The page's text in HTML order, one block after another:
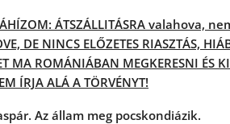
ÁTSZÁLLITÁSRA valahova,
DE NINCS ELŐZETES RIASZTÁS,
MA ROMÁNIÁBAN MEGKERESNI ÉS
ÍRJA ALÁ A TÖRVÉNYT!
Az állam meg pocskondiázik.